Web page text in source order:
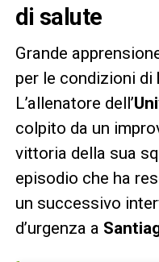
di salute
Grande
per le condizioni di
L’allenatore dell’
colpito da un
vittoria della sua
episodio che ha
un successivo
d’urgenza a